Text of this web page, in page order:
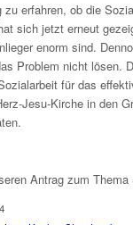
zu erfahren, ob die
sich jetzt erneut
enorm sind.
Problem nicht lösen.
für das
Jesu-Kirche in den
Antrag zum Thema